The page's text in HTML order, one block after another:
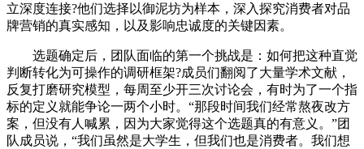
立深度连接?他们选择以御泥坊为样本，深入探究消费者对品
牌营销的真实感知，以及影响忠诚度的关键因素。
选题确定后，团队面临的第一个挑战是：如何把这种直觉
判断转化为可操作的调研框架?成员们翻阅了大量学术文献，
反复打磨研究模型，每周至少开三次讨论会，有时为了一个指
标的定义就能争论一两个小时。“那段时间我们经常熬夜改方
案，但没有人喊累，因为大家觉得这个选题真的有意义。”团
队成员说，“我们虽然是大学生，但我们也是消费者。我们想